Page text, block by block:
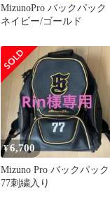
MizunoPro バックパック
ネイビー/ゴールド
¥ 6,700
Mizuno Pro バックパック
77刺繍入り